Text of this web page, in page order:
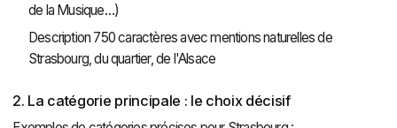
de la Musique…)
Description 750 caractères avec mentions naturelles de
Strasbourg, du quartier, de l'Alsace
2. La catégorie principale : le choix décisif